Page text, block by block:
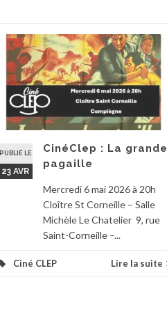
PUBLIÉ LE
23 AVR
CinéClep : La grande
pagaille
Mercredi 6 mai 2026 à 20h
Cloître St Corneille – Salle
Michèle Le Chatelier 9, rue
Saint-Corneille –...
Ciné CLEP Lire la suite